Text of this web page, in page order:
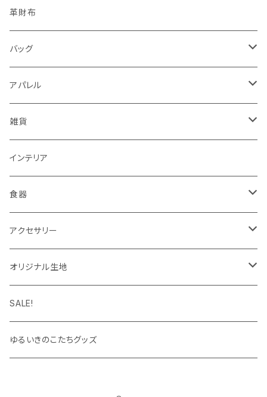
レターセット・メモ
シール・ステッカー・マスキングテープ
スタンプ・はんこ
ノート・手帳・カレンダー
ラッピングペーパー・封筒
インク
手帳型ケース
グリップ型ケース
スマホリング
マルチクロス（メガネ拭き）
革財布
バッグ
トートバッグ・ランチバッグ
がま口バッグ
アパレル
Tシャツ
ワンピース
タイツ・レギンス
靴下
パーカー
キャップ・ハット
キッズサイズ
雑貨
ポーチ
トートバッグ
ケース
キーホルダー
ハンカチ
インテリア
食器
マグカップ
カップ＆ソーサー
アクセサリー
ブローチ
オリジナル生地
オックスフォード
シーチング
SALE!
ゆるいきのこたちグッズ